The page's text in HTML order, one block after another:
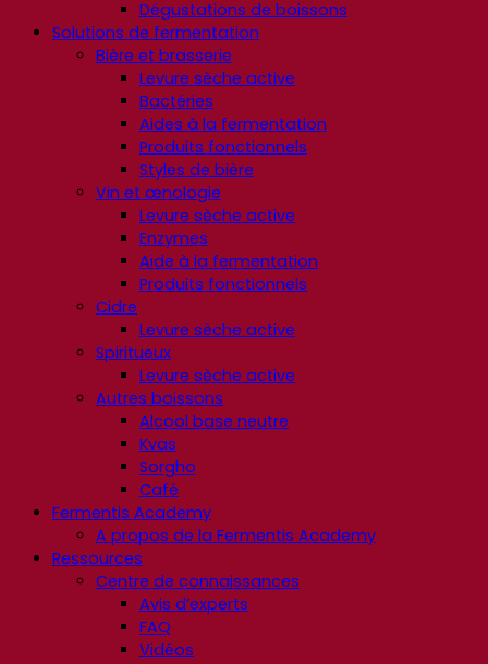
Dégustations de boissons
Solutions de fermentation
Bière et brasserie
Levure sèche active
Bactéries
Aides à la fermentation
Produits fonctionnels
Styles de bière
Vin et œnologie
Levure sèche active
Enzymes
Aide à la fermentation
Produits fonctionnels
Cidre
Levure sèche active
Spiritueux
Levure sèche active
Autres boissons
Alcool base neutre
Kvas
Sorgho
Café
Fermentis Academy
A propos de la Fermentis Academy
Ressources
Centre de connaissances
Avis d’experts
FAQ
Vidéos